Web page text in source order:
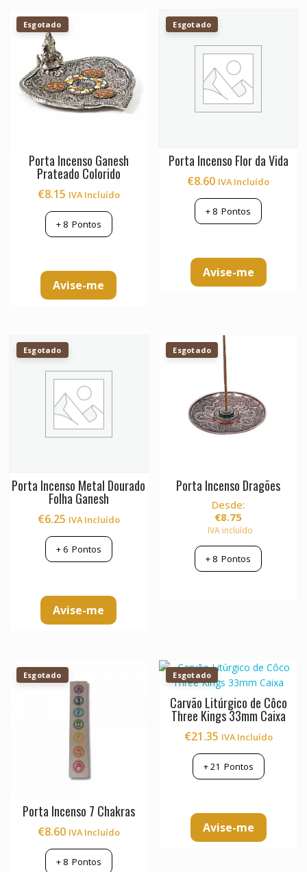
Esgotado
Porta Incenso Ganesh
Prateado Colorido
€8.15 IVA Incluído
+ 8Pontos
Avise-me
Esgotado
Porta Incenso Flor da Vida
€8.60 IVA Incluído
+ 8 Pontos
Avise-me
Esgotado
Porta Incenso Metal Dourado
Folha Ganesh
€6.25 IVA Incluído
+6Pontos
Avise-me
Esgotado
Porta Incenso Dragões
Desde:
€8.75
IVA incluído
+ 8 Pontos
The
options
be
chosen
on
the
product
Esgotado
Porta Incenso 7 Chakras
€8.60 IVA Incluído
+ 8Pontos
Esgotado
Carvão Litúrgico de Côco
Three Kings 33mm Caixa
€21.35 IVA Incluído
+21 Pontos
Avise-me